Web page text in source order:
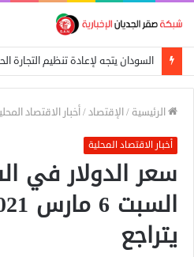
الرئيسية /الإقتصاد/أخبار الاقتصاد
أخبار الاقتصاد المحلية
سعر الدولار في
يتراجع